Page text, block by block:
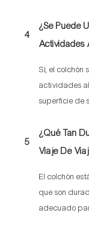
4
¿Se Puede
Actividades
Sí, el colchón
actividades
superficie de
5
¿Qué Tan
Viaje De
El colchón
que son
adecuado